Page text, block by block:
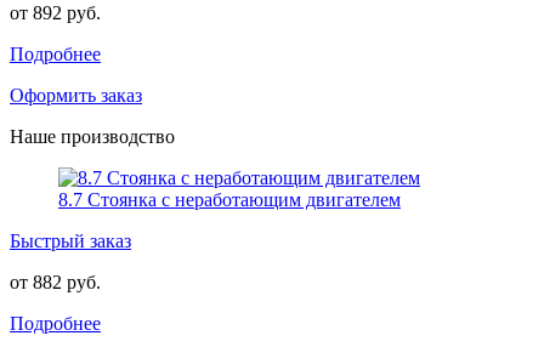
от 892 руб.
Подробнее
Оформить заказ
Наше производство
8.7 Стоянка с неработающим двигателем
Быстрый заказ
от 882 руб.
Подробнее